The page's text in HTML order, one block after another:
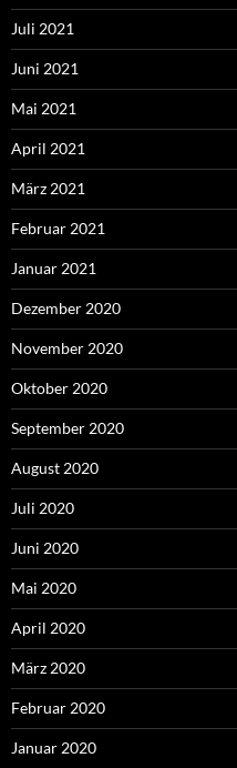
Juli 2021
Juni 2021
Mai 2021
April 2021
März 2021
Februar 2021
Januar 2021
Dezember 2020
November 2020
Oktober 2020
September 2020
August 2020
Juli 2020
Juni 2020
Mai 2020
April 2020
März 2020
Februar 2020
Januar 2020